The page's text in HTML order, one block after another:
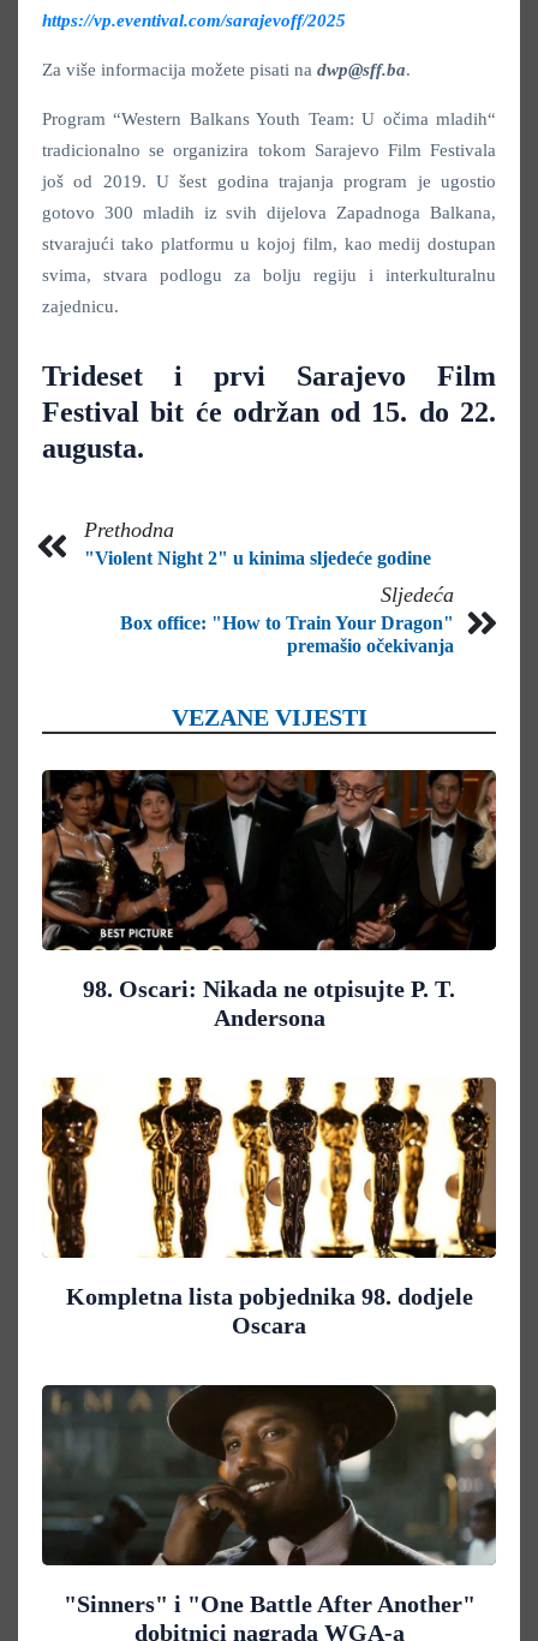
https://vp.eventival.com/sarajevoff/2025
Za više informacija možete pisati na dwp@sff.ba.
Program “Western Balkans Youth Team: U očima mladih“
tradicionalno se organizira tokom Sarajevo Film Festivala
još od 2019. U šest godina trajanja program je ugostio
gotovo 300 mladih iz svih dijelova Zapadnoga Balkana,
stvarajući tako platformu u kojoj film, kao medij dostupan
svima, stvara podlogu za bolju regiju i interkulturalnu
zajednicu.
Trideset i prvi Sarajevo Film
Festival bit će održan od 15. do 22.
augusta.
Prethodna
"Violent Night 2" u kinima sljedeće godine
Sljedeća
Box office: "How to Train Your Dragon"
premašio očekivanja
VEZANE VIJESTI
98. Oscari: Nikada ne otpisujte P. T.
Andersona
Kompletna lista pobjednika 98. dodjele
Oscara
"Sinners" i "One Battle After Another"
dobitnici nagrada WGA-a